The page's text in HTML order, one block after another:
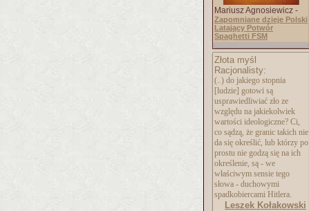
Mariusz Agnosiewicz -
Zapomniane dzieje Polski
Latający Potwór
Spaghetti FSM
Złota myśl
Racjonalisty:
(..) do jakiego stopnia
[ludzie] gotowi są
usprawiedliwiać zło ze
względu na jakiekolwiek
wartości ideologiczne? Ci,
co sądzą, że granic takich nie
da się określić, lub którzy po
prostu nie godzą się na ich
określenie, są - we
właściwym sensie tego
słowa - duchowymi
spadkobiercami Hitlera.
Leszek Kołakowski